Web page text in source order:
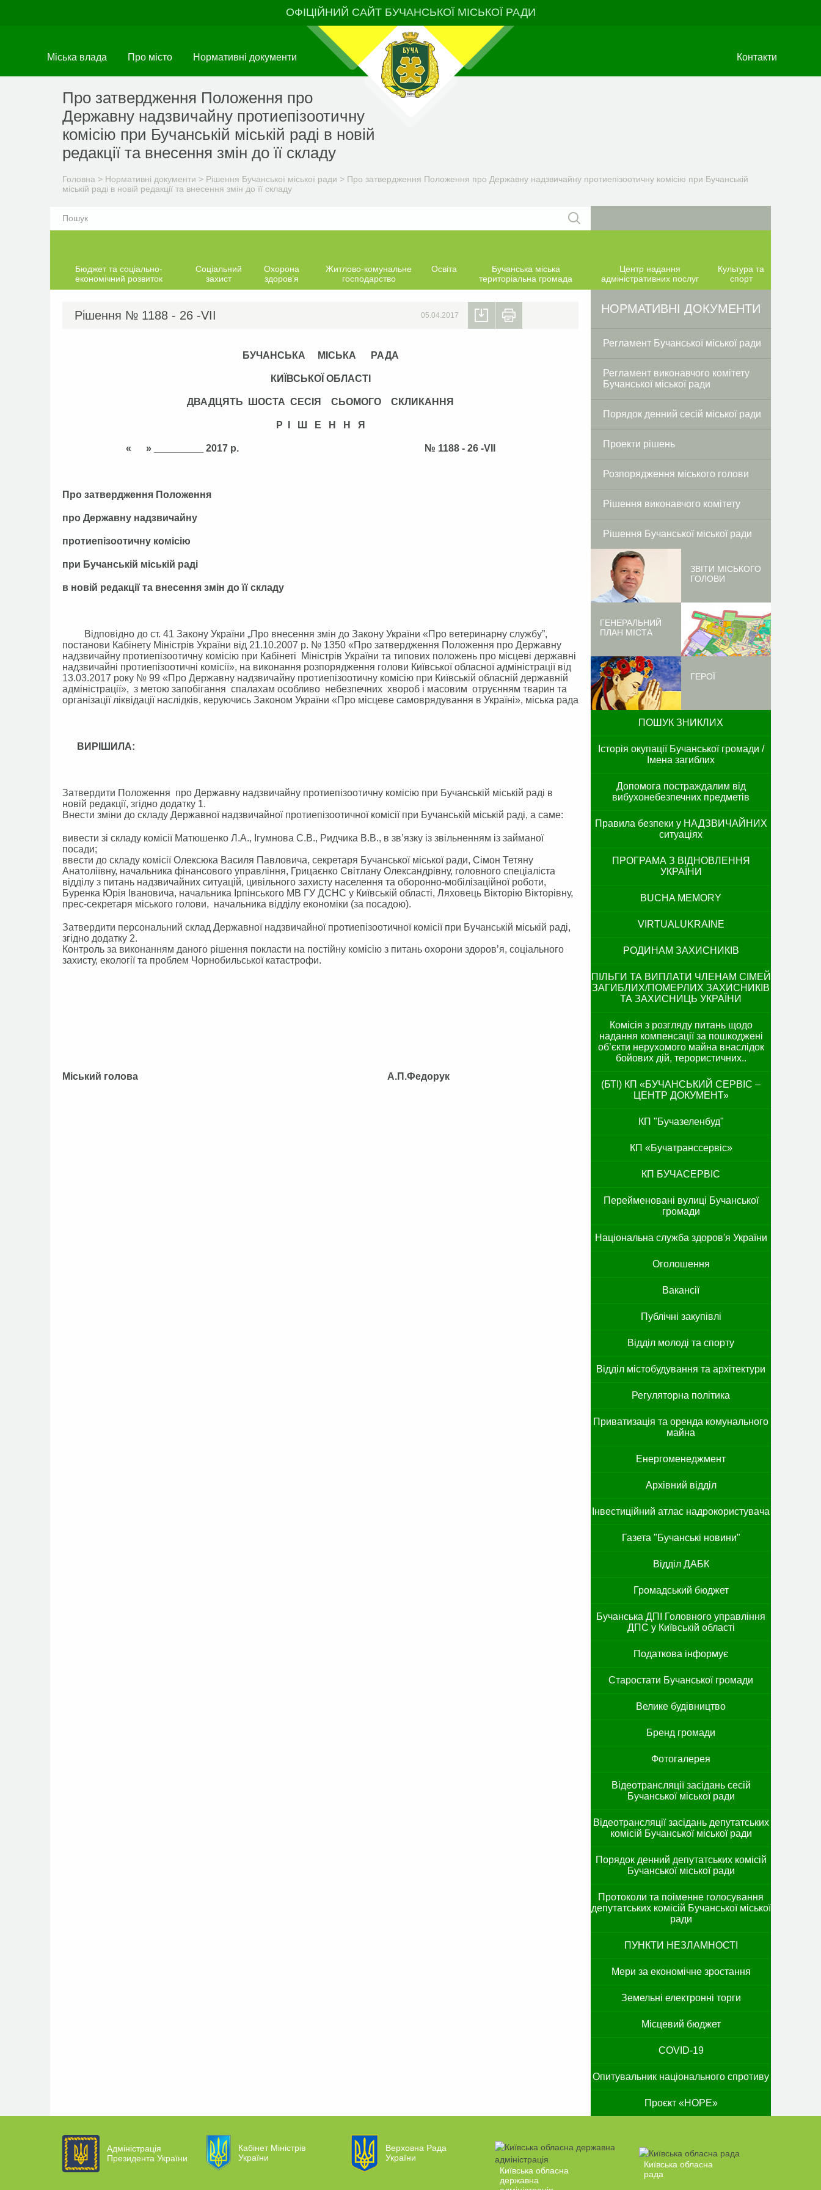
ОФІЦІЙНИЙ САЙТ БУЧАНСЬКОЇ МІСЬКОЇ РАДИ
Міська влада Про місто Нормативні документи Контакти
Про затвердження Положення про
Державну надзвичайну протиепізоотичну
комісію при Бучанській міській раді в новій
редакції та внесення змін до її складу
Головна > Нормативні документи > Рішення Бучанської міської ради > Про затвердження Положення про Державну надзвичайну протиепізоотичну комісію при Бучанській
міській раді в новій редакції та внесення змін до її складу
Бюджет та соціально-
економічний розвиток
Соціальний
захист
Охорона
здоров’я
Житлово-комунальне
господарство
Освіта
Бучанська міська
територіальна громада
Центр надання
адміністративних послуг
Культура та
спорт
Рішення № 1188 - 26 -VІІ 05.04.2017 Facebook
Twitter
БУЧАНСЬКА МІСЬКА РАДА
КИЇВСЬКОЇ ОБЛАСТІ
ДВАДЦЯТЬ ШОСТА СЕСІЯ СЬОМОГО СКЛИКАННЯ
Р І Ш Е Н Н Я
« » _________ 2017 р. № 1188 - 26 -VІІ
Про затвердження Положення
про Державну надзвичайну
протиепізоотичну комісію
при Бучанській міській раді
в новій редакції та внесення змін до її складу
Відповідно до ст. 41 Закону України „Про внесення змін до Закону України «Про ветеринарну службу”,
постанови Кабінету Міністрів України від 21.10.2007 р. № 1350 «Про затвердження Положення про Державну
надзвичайну протиепізоотичну комісію при Кабінеті Міністрів України та типових положень про місцеві державні
надзвичайні протиепізоотичні комісії», на виконання розпорядження голови Київської обласної адміністрації від
13.03.2017 року № 99 «Про Державну надзвичайну протиепізоотичну комісію при Київській обласній державній
адміністрації», з метою запобігання спалахам особливо небезпечних хвороб і масовим отруєнням тварин та
організації ліквідації наслідків, керуючись Законом України «Про місцеве самоврядування в Україні», міська рада
ВИРІШИЛА:
Затвердити Положення про Державну надзвичайну протиепізоотичну комісію при Бучанській міській раді в
новій редакції, згідно додатку 1.
Внести зміни до складу Державної надзвичайної протиепізоотичної комісії при Бучанській міській раді, а саме:
вивести зі складу комісії Матюшенко Л.А., Ігумнова С.В., Ридчика В.В., в зв’язку із звільненням із займаної
посади;
ввести до складу комісії Олексюка Василя Павловича, секретаря Бучанської міської ради, Сімон Тетяну
Анатоліївну, начальника фінансового управління, Грицаєнко Світлану Олександрівну, головного спеціаліста
відділу з питань надзвичайних ситуацій, цивільного захисту населення та оборонно-мобілізаційної роботи,
Буренка Юрія Івановича, начальника Ірпінського МВ ГУ ДСНС у Київській області, Ляховець Вікторію Вікторівну,
прес-секретаря міського голови, начальника відділу економіки (за посадою).
Затвердити персональний склад Державної надзвичайної протиепізоотичної комісії при Бучанській міській раді,
згідно додатку 2.
Контроль за виконанням даного рішення покласти на постійну комісію з питань охорони здоров’я, соціального
захисту, екології та проблем Чорнобильської катастрофи.
Міський голова А.П.Федорук
НОРМАТИВНІ ДОКУМЕНТИ
Регламент Бучанської міської ради
Регламент виконавчого комітету
Бучанської міської ради
Порядок денний сесій міської ради
Проекти рішень
Розпорядження міського голови
Рішення виконавчого комітету
Рішення Бучанської міської ради
ЗВІТИ МІСЬКОГО
ГОЛОВИ
ГЕНЕРАЛЬНИЙ
ПЛАН МІСТА
ГЕРОЇ
ПОШУК ЗНИКЛИХ
Історія окупації Бучанської громади /
Імена загиблих
Допомога постраждалим від
вибухонебезпечних предметів
Правила безпеки у НАДЗВИЧАЙНИХ
ситуаціях
ПРОГРАМА З ВІДНОВЛЕННЯ
УКРАЇНИ
BUCHA MEMORY
VIRTUALUKRAINE
РОДИНАМ ЗАХИСНИКІВ
ПІЛЬГИ ТА ВИПЛАТИ ЧЛЕНАМ СІМЕЙ
ЗАГИБЛИХ/ПОМЕРЛИХ ЗАХИСНИКІВ
ТА ЗАХИСНИЦЬ УКРАЇНИ
Комісія з розгляду питань щодо
надання компенсації за пошкоджені
об’єкти нерухомого майна внаслідок
бойових дій, терористичних..
(БТІ) КП «БУЧАНСЬКИЙ СЕРВІС –
ЦЕНТР ДОКУМЕНТ»
КП "Бучазеленбуд"
КП «Бучатранссервіс»
КП БУЧАСЕРВІС
Перейменовані вулиці Бучанської
громади
Національна служба здоров'я України
Оголошення
Вакансії
Публічні закупівлі
Відділ молоді та спорту
Відділ містобудування та архітектури
Регуляторна політика
Приватизація та оренда комунального
майна
Енергоменеджмент
Архівний відділ
Інвестиційний атлас надрокористувача
Газета "Бучанські новини"
Відділ ДАБК
Громадський бюджет
Бучанська ДПІ Головного управління
ДПС у Київській області
Податкова інформує
Старостати Бучанської громади
Велике будівництво
Бренд громади
Фотогалерея
Відеотрансляції засідань сесій
Бучанської міської ради
Відеотрансляції засідань депутатських
комісій Бучанської міської ради
Порядок денний депутатських комісій
Бучанської міської ради
Протоколи та поіменне голосування
депутатських комісій Бучанської міської
ради
ПУНКТИ НЕЗЛАМНОСТІ
Мери за економічне зростання
Земельні електронні торги
Місцевий бюджет
COVID-19
Опитувальник національного спротиву
Проєкт «HOPE»
Адміністрація
Президента України
Кабінет Міністрів
України
Верховна Рада
України
Київська обласна
державна
Київська обласна
рада